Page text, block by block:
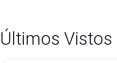
Últimos Vistos